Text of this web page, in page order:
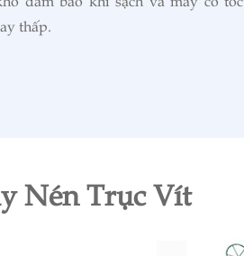
thấp.
Nén Trục Vít